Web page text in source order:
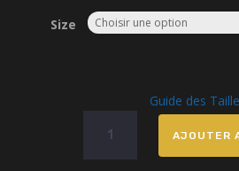
Size
Guide des
T-
AJOUTER